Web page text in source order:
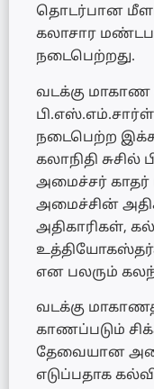
தொடர்பான
கலாசார
நடைபெற்றது.
வடக்கு
நடைபெற்ற
கலாநிதி
அமைச்சர்
அமைச்சின்
அதிகாரிகள்,
என பலரும்
வடக்கு
காணப்படும்
தேவையான
எடுப்பதாக